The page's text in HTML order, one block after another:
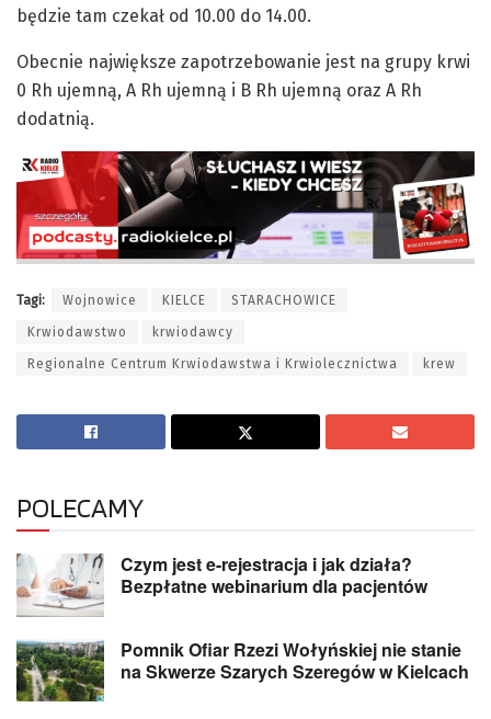
będzie tam czekał od 10.00 do 14.00.
Obecnie największe zapotrzebowanie jest na grupy krwi
0 Rh ujemną, A Rh ujemną i B Rh ujemną oraz A Rh
dodatnią.
Tagi: Wojnowice KIELCE STARACHOWICE
Krwiodawstwo krwiodawcy
Regionalne Centrum Krwiodawstwa i Krwiolecznictwa krew
POLECAMY
Czym jest e-rejestracja i jak działa?
Bezpłatne webinarium dla pacjentów
Pomnik Ofiar Rzezi Wołyńskiej nie stanie
na Skwerze Szarych Szeregów w Kielcach